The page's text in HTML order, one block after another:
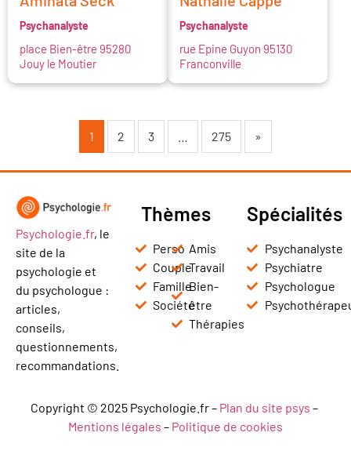
Psychanalyste
place Bien-être 95280
Jouy le Moutier
Psychanalyste
rue Epine Guyon 95130
Franconville
1 2 3 275 »
Psychologie.fr, le
site de la
psychologie et
du psychologue :
articles,
conseils,
questionnements,
recommandations.
Thèmes
Perso
Couple
Famille
Société
Amis
Travail
Bien-
être
Thérapies
Spécialités
Psychanalyste
Psychiatre
Psychologue
Copyright © 2025 Psychologie.fr – Plan du site psys –
Mentions légales – Politique de cookies